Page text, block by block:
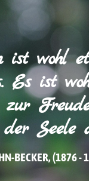
ist wohl
Es ist
zur
der Seele
BECKER, (1876 -